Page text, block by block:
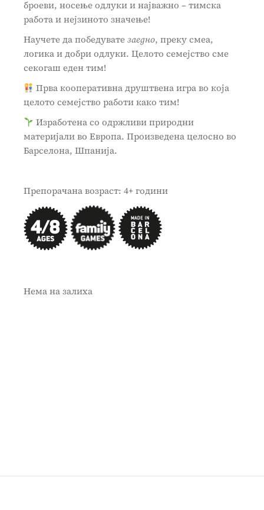
броеви, носење одлуки и најважно – тимска
работа и нејзиното значење!
Научете да победуватезаедно, преку смеа,
логика и добри одлуки. Целото семејство сме
секогаш еден тим!
Прва кооперативна друштвена игра во која
целото семејство работи како тим!
Изработена со одржливи природни
материјали во Европа. Произведена целосно во
Барселона, Шпанија.
Препорачана возраст: 4+ години
Нема на залиха